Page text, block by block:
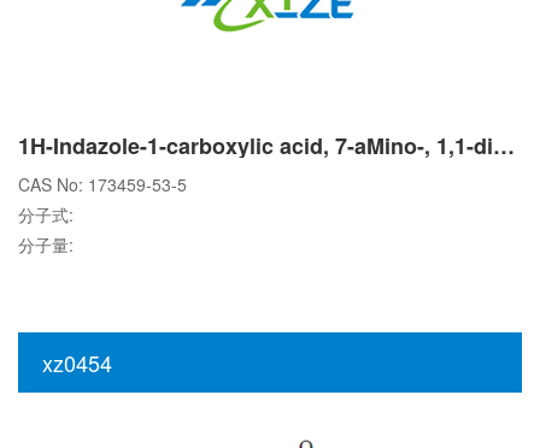
1H-Indazole-1-carboxylic acid, 7-aMino-, 1,1-diMethylethyl ester
CAS No: 173459-53-5
分子式:
分子量:
xz0454